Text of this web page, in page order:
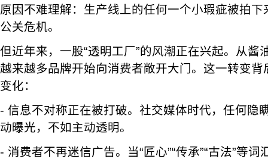
原因不难理解：生产线上的任何一个小瑕疵被拍
公关危机。
但近年来，一股“透明工厂”的风潮正在兴起。从酱
越来越多品牌开始向消费者敞开大门。这一转变
变化：
- 信息不对称正在被打破。社交媒体时代，任何隐
动曝光，不如主动透明。
- 消费者不再迷信广告。当“匠心”“传承”“古法”等